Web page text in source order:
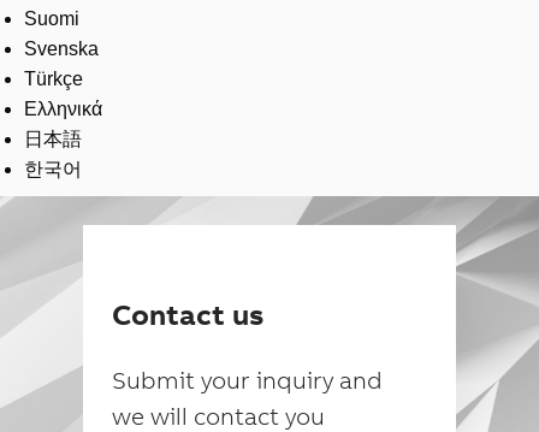
Suomi
Svenska
Türkçe
Ελληνικά
日本語
한국어
Contact us
Submit your inquiry and
we will contact you